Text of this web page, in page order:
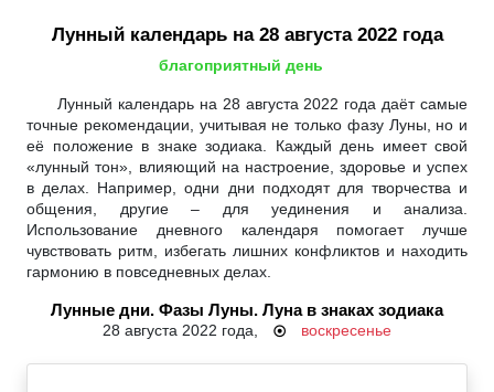
Лунный календарь на 28 августа 2022 года
благоприятный день
Лунный календарь на 28 августа 2022 года даёт самые
точные рекомендации, учитывая не только фазу Луны, но и
её положение в знаке зодиака. Каждый день имеет свой
«лунный тон», влияющий на настроение, здоровье и успех
в делах. Например, одни дни подходят для творчества и
общения, другие – для уединения и анализа.
Использование дневного календаря помогает лучше
чувствовать ритм, избегать лишних конфликтов и находить
гармонию в повседневных делах.
Лунные дни. Фазы Луны. Луна в знаках зодиака
28 августа 2022 года, ☉ воскресенье